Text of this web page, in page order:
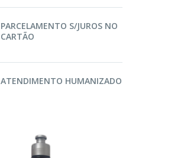
PARCELAMENTO S/JUROS NO
CARTÃO
ATENDIMENTO HUMANIZADO